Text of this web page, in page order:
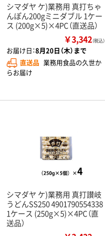
シマダヤ ケ)業務用 真打ちゃ
んぽん200gミニダブル 1ケー
ス (200g×5)×4PC（直送品）
￥3,342（税込）
お届け日：8月20日（木）まで
直送品 業務用食品の久世か
らお届け
シマダヤ ケ)業務用 真打讃岐
うどんSS250 4901790554338
1ケース (250g×5)×4PC（直
送品）